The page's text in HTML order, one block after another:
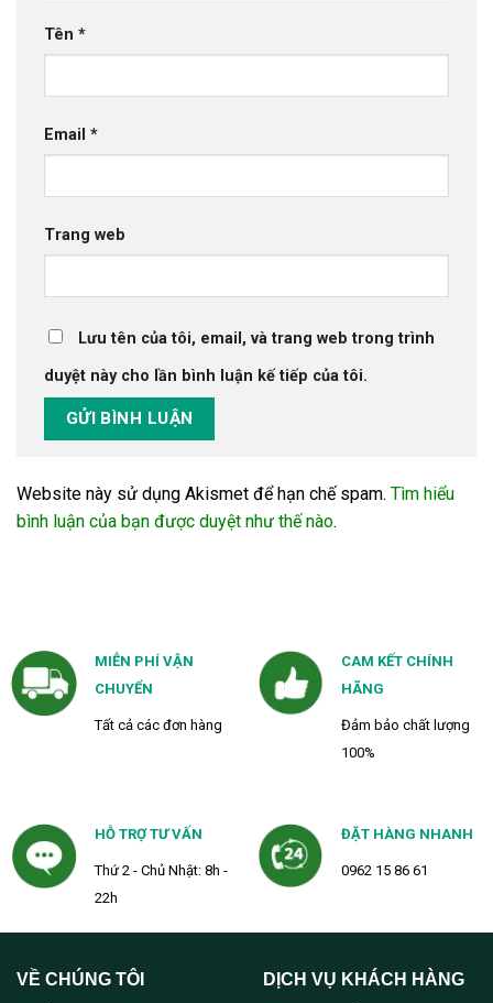
Tên *
Email *
Trang web
Lưu tên của tôi, email, và trang web trong trình
duyệt này cho lần bình luận kế tiếp của tôi.
Website này sử dụng Akismet để hạn chế spam. Tìm hiểu
bình luận của bạn được duyệt như thế nào.
MIỄN PHÍ VẬN
CHUYỂN
Tất cả các đơn hàng
CAM KẾT CHÍNH
HÃNG
Đảm bảo chất lượng
100%
HỖ TRỢ TƯ VẤN
Thứ 2 - Chủ Nhật: 8h -
22h
ĐẶT HÀNG NHANH
0962 15 86 61
VỀ CHÚNG TÔI DỊCH VỤ KHÁCH HÀNG